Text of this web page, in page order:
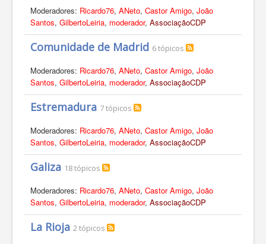
Moderadores: Ricardo76, ANeto, Castor Amigo, João
Santos, GilbertoLeiria, moderador, AssociaçãoCDP
Comunidade de Madrid 6 tópicos
Moderadores: Ricardo76, ANeto, Castor Amigo, João
Santos, GilbertoLeiria, moderador, AssociaçãoCDP
Estremadura 7 tópicos
Moderadores: Ricardo76, ANeto, Castor Amigo, João
Santos, GilbertoLeiria, moderador, AssociaçãoCDP
Galiza 18 tópicos
Moderadores: Ricardo76, ANeto, Castor Amigo, João
Santos, GilbertoLeiria, moderador, AssociaçãoCDP
La Rioja 2 tópicos